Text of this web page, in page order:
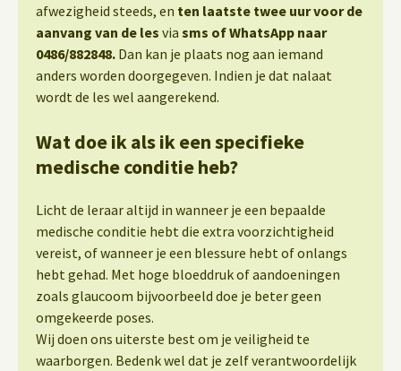
afwezigheid steeds, en ten laatste twee uur voor de
aanvang van de les via sms of WhatsApp naar
0486/882848. Dan kan je plaats nog aan iemand
anders worden doorgegeven. Indien je dat nalaat
wordt de les wel aangerekend.
Wat doe ik als ik een specifieke
medische conditie heb?
Licht de leraar altijd in wanneer je een bepaalde
medische conditie hebt die extra voorzichtigheid
vereist, of wanneer je een blessure hebt of onlangs
hebt gehad. Met hoge bloeddruk of aandoeningen
zoals glaucoom bijvoorbeeld doe je beter geen
omgekeerde poses.
Wij doen ons uiterste best om je veiligheid te
waarborgen. Bedenk wel dat je zelf verantwoordelijk